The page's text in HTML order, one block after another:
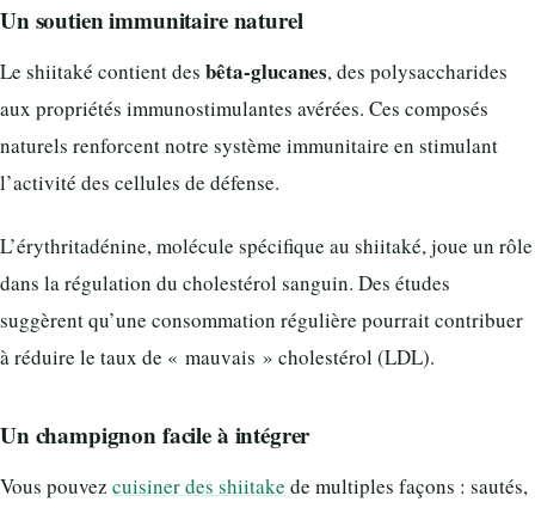
Un soutien immunitaire naturel
Le shiitaké contient des bêta-glucanes, des polysaccharides
aux propriétés immunostimulantes avérées. Ces composés
naturels renforcent notre système immunitaire en stimulant
l’activité des cellules de défense.
L’érythritadénine, molécule spécifique au shiitaké, joue un rôle
dans la régulation du cholestérol sanguin. Des études
suggèrent qu’une consommation régulière pourrait contribuer
à réduire le taux de « mauvais » cholestérol (LDL).
Un champignon facile à intégrer
Vous pouvez cuisiner des shiitake de multiples façons : sautés,